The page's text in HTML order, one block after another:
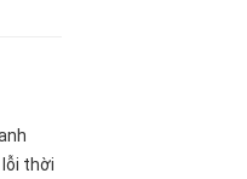
thời